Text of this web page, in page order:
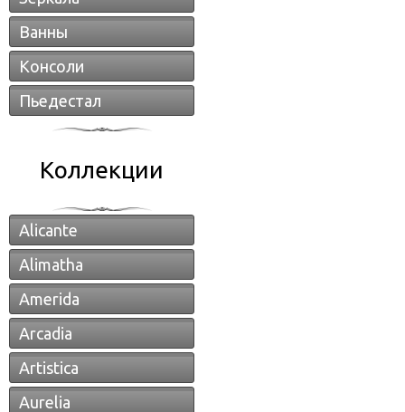
Ванны
Консоли
Пьедестал
Коллекции
Alicante
Alimatha
Amerida
Arcadia
Artistica
Aurelia